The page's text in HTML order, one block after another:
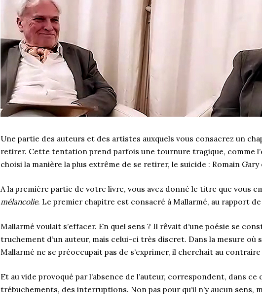
Une partie des auteurs et des artistes auxquels vous consacrez un
retirer. Cette tentation prend parfois une tournure tragique, comme
choisi la manière la plus extrême de se retirer, le suicide : Romain
A la première partie de votre livre, vous avez donné le titre que vous
mélancolie. Le premier chapitre est consacré à Mallarmé, au rapport
Mallarmé voulait s’effacer. En quel sens ? Il rêvait d’une poésie se
truchement d’un auteur, mais celui-ci très discret. Dans la mesure où
Mallarmé ne se préoccupait pas de s’exprimer, il cherchait au
Et au vide provoqué par l’absence de l’auteur, correspondent, dans ce
trébuchements, des interruptions. Non pas pour qu’il n’y aucun sens,